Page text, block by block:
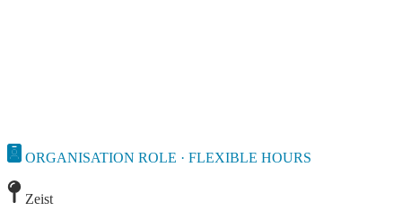
ORGANISATION ROLE · FLEXIBLE HOURS
Zeist